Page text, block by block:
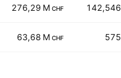
276,29 M CHF 142,546
63,68 M CHF 575